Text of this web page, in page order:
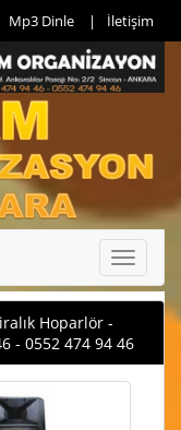
Mp3 Dinle İletişim
Toggle
Hoparlör -
- 0552 474 94 46